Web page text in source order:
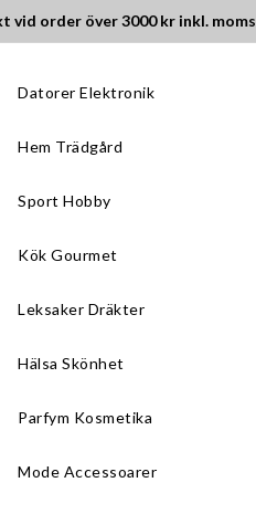
vid order över 3000 kr inkl. moms
Datorer Elektronik
Hem Trädgård
Sport Hobby
Kök Gourmet
Leksaker Dräkter
Hälsa Skönhet
Parfym Kosmetika
Mode Accessoarer